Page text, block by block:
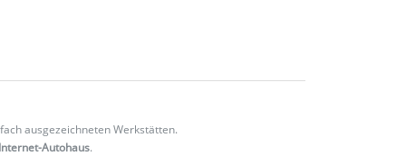
ausgezeichneten Werkstätten.
Internet-Autohaus.